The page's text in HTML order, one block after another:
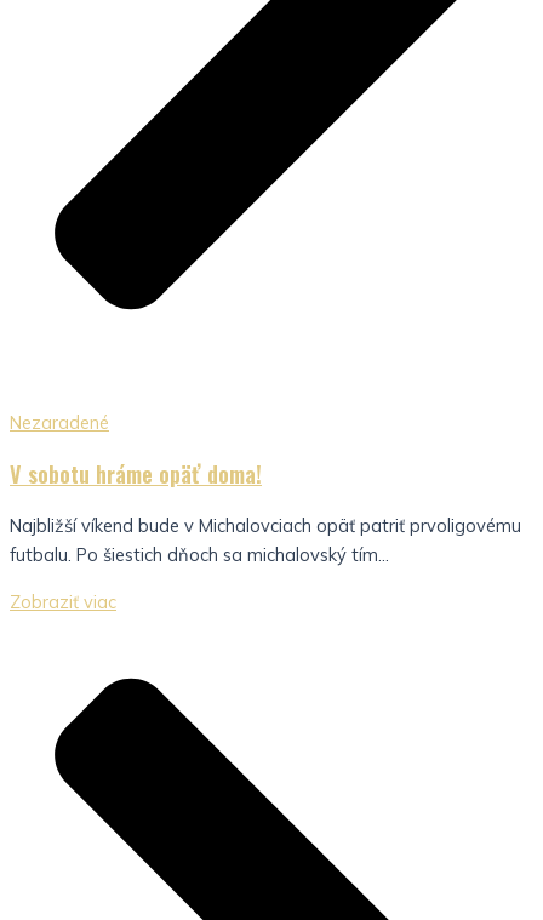
Nezaradené
V sobotu hráme opäť doma!
Najbližší víkend bude v Michalovciach opäť patriť prvoligovému
futbalu. Po šiestich dňoch sa michalovský tím...
Zobraziť viac